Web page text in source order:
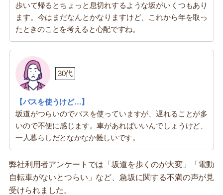
歩いて帰るとちょっと息切れするような坂がいくつもあり
ます。今はまだなんとかなりますけど、これから年を取っ
たときのことを考えると心配ですね。
30代
【バスを使うけど…】
坂道がつらいのでバスを使っていますが、遅れることが多
いので不便に感じます。車があればいいんでしょうけど、
一人暮らしだとなかなか難しいです。
弊社利用者アンケートでは「坂道を歩くのが大変」「電動
自転車がないとつらい」など、急坂に関する不満の声が見
受けられました。